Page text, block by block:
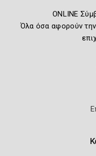
ONLINE
Όλα όσα αφορούν την